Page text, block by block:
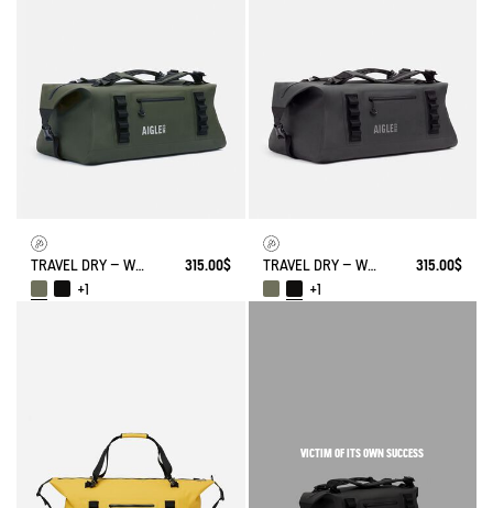
TRAVEL DRY – WATERPROOF DUFFEL BAG (75L)
315.00$
+1
TRAVEL DRY – WATERPROOF DUFFEL BAG (75L)
315.00$
+1
VICTIM OF ITS OWN SUCCESS